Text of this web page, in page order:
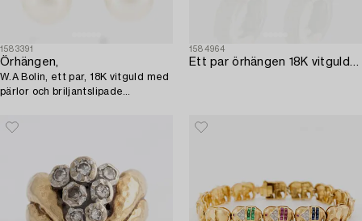
1583391
Örhängen,
W.A Bolin, ett par, 18K vitguld med
pärlor och briljantslipade
1584964
Ett par örhängen 18K vitguld med runda briljantslipade diamanter.